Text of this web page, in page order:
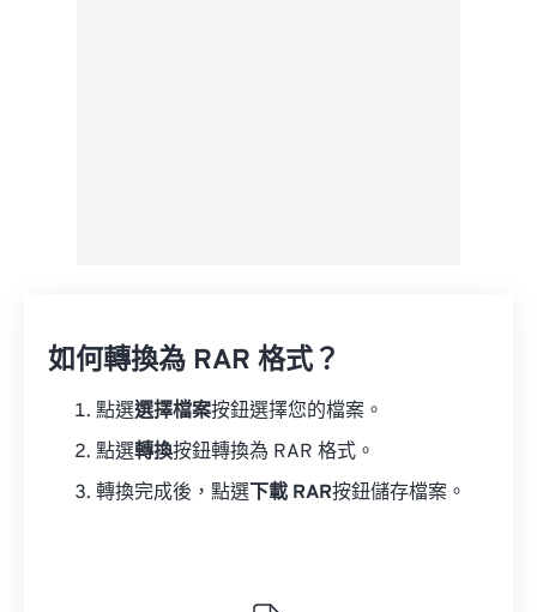
如何轉換為 RAR 格式？
點選選擇檔案按鈕選擇您的檔案。
點選轉換按鈕轉換為 RAR 格式。
轉換完成後，點選 下載 RAR按鈕儲存檔案。